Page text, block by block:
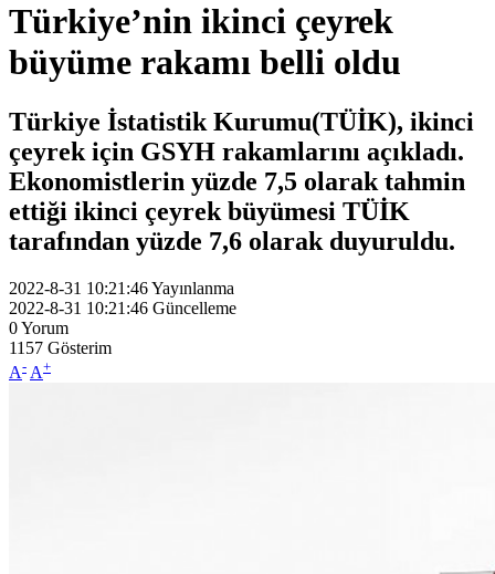
Türkiye’nin ikinci çeyrek
büyüme rakamı belli oldu
Türkiye İstatistik Kurumu(TÜİK), ikinci
çeyrek için GSYH rakamlarını açıkladı.
Ekonomistlerin yüzde 7,5 olarak tahmin
ettiği ikinci çeyrek büyümesi TÜİK
tarafından yüzde 7,6 olarak duyuruldu.
2022-8-31 10:21:46Yayınlanma
2022-8-31 10:21:46 Güncelleme
0Yorum
1157 Gösterim
A- A+